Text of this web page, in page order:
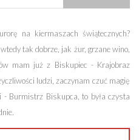
na kiermaszach świątecznych?
tak dobrze, jak żur, grzane wino,
mam już z Biskupiec - Krajobraz
ludzi, zaczynam czuć magię
- Burmistrz Biskupca, to była czysta